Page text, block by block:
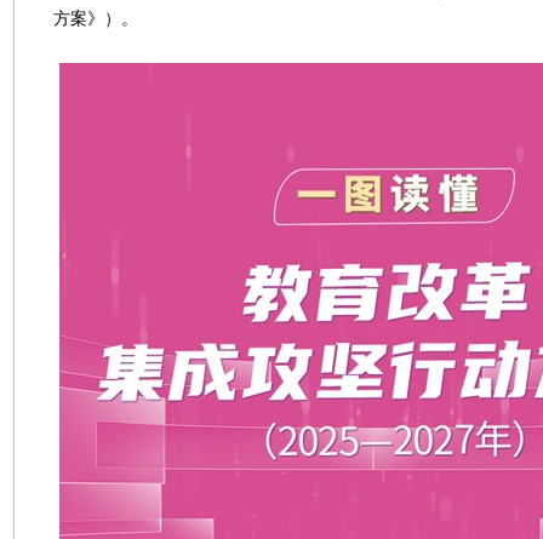
方案》）。